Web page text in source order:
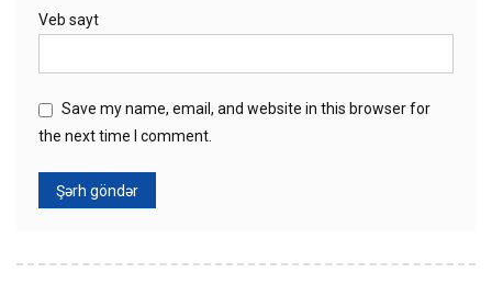
Veb sayt
Save my name, email, and website in this browser for
the next time I comment.